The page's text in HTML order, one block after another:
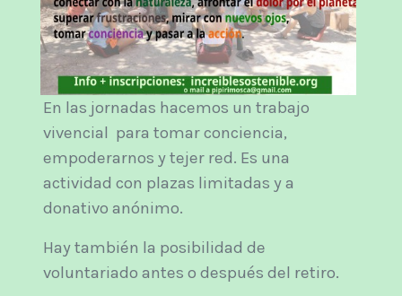
En las jornadas hacemos un trabajo
vivencial para tomar conciencia,
empoderarnos y tejer red. Es una
actividad con plazas limitadas y a
donativo anónimo.
Hay también la posibilidad de
voluntariado antes o después del retiro.